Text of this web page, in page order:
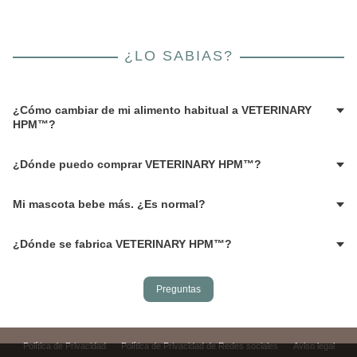
¿LO SABIAS?
¿Cómo cambiar de mi alimento habitual a VETERINARY
HPM™?
¿Dónde puedo comprar VETERINARY HPM™?
Mi mascota bebe más. ¿Es normal?
¿Dónde se fabrica VETERINARY HPM™?
Preguntas
Política de Privacidad Política de Privacidad de Redes sociales Aviso legal